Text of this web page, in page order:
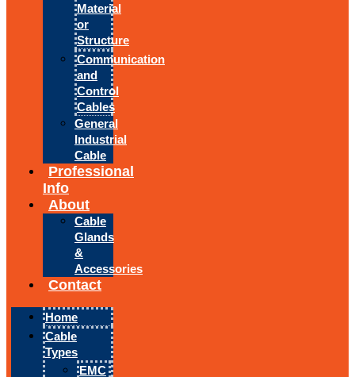
Material
or
Structure
Communication
and
Control
Cables
General
Industrial
Cable
Professional
Info
About
Cable
Glands
&
Accessories
Contact
Home
Cable
Types
EMC